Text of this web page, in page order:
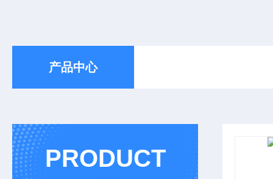
产品中心
PRODUCT